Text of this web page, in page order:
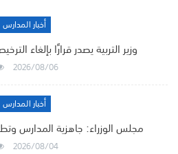
أخبار المدارس
وزير التربية يصدر قرارًا بإلغاء
2026/08/06
أخبار المدارس
مجلس الوزراء: جاهزية المدارس
2026/08/04